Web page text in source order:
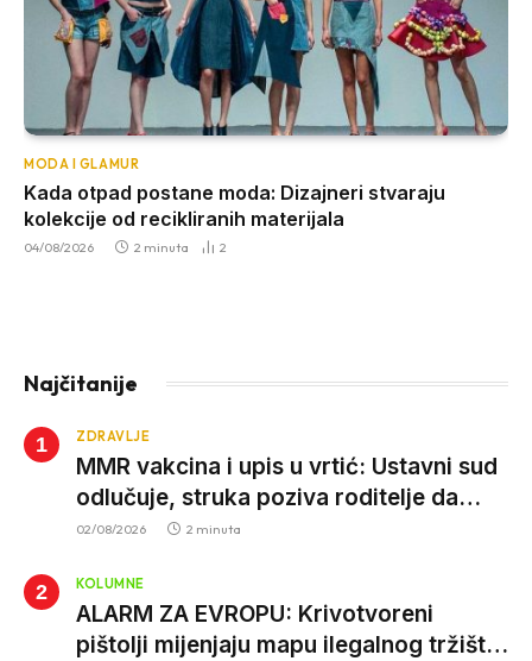
MODA I GLAMUR
Kada otpad postane moda: Dizajneri stvaraju
kolekcije od recikliranih materijala
04/08/2026 2 minuta 2
Najčitanije
ZDRAVLJE
MMR vakcina i upis u vrtić: Ustavni sud
odlučuje, struka poziva roditelje da
vjeruju nauci
02/08/2026 2 minuta
KOLUMNE
ALARM ZA EVROPU: Krivotvoreni
pištolji mijenjaju mapu ilegalnog tržišta,